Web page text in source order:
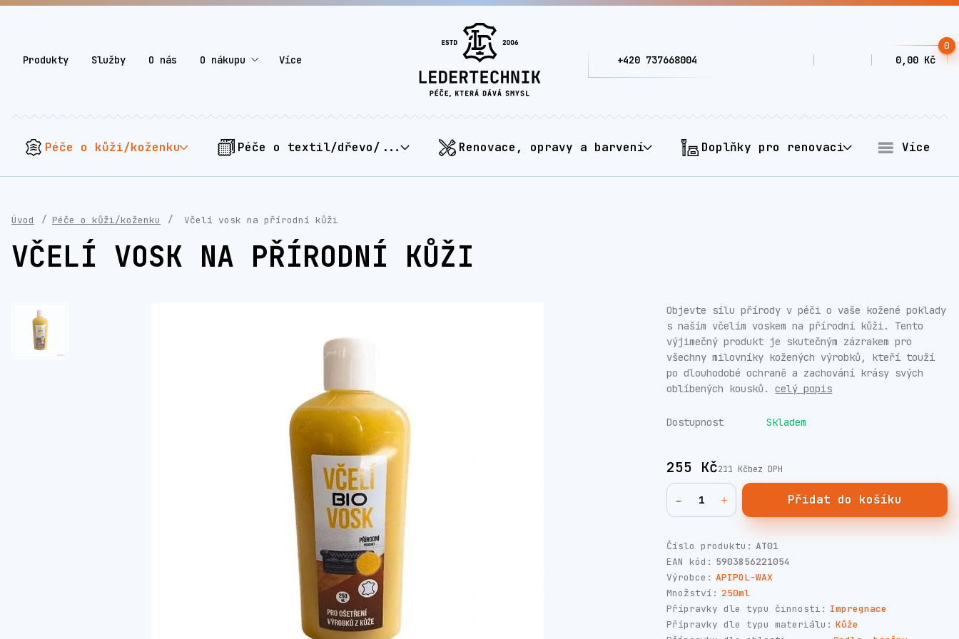
Produkty Služby O nás O nákupu Více
0
0,00 Kč
+420 737668004
Péče o kůži/koženku Péče o textil/dřevo/... Renovace, opravy a barvení Doplňky pro renovaci Více
Úvod Péče o kůži/koženku Včelí vosk na přírodní kůži
VČELÍ VOSK NA PŘÍRODNÍ KŮŽI
Objevte sílu přírody v péči o vaše kožené poklady
s naším včelím voskem na přírodní kůži. Tento
výjimečný produkt je skutečným zázrakem pro
všechny milovníky kožených výrobků, kteří touží
po dlouhodobé ochraně a zachování krásy svých
oblíbených kousků.celý popis
Dostupnost Skladem
255 Kč211 Kčbez DPH
Přidat do košíku
Číslo produktu: AT01
EAN kód: 5903856221054
Výrobce: APIPOL-WAX
Množství: 250ml
Přípravky dle typu činnosti: Impregnace
Přípravky dle typu materiálu: Kůže